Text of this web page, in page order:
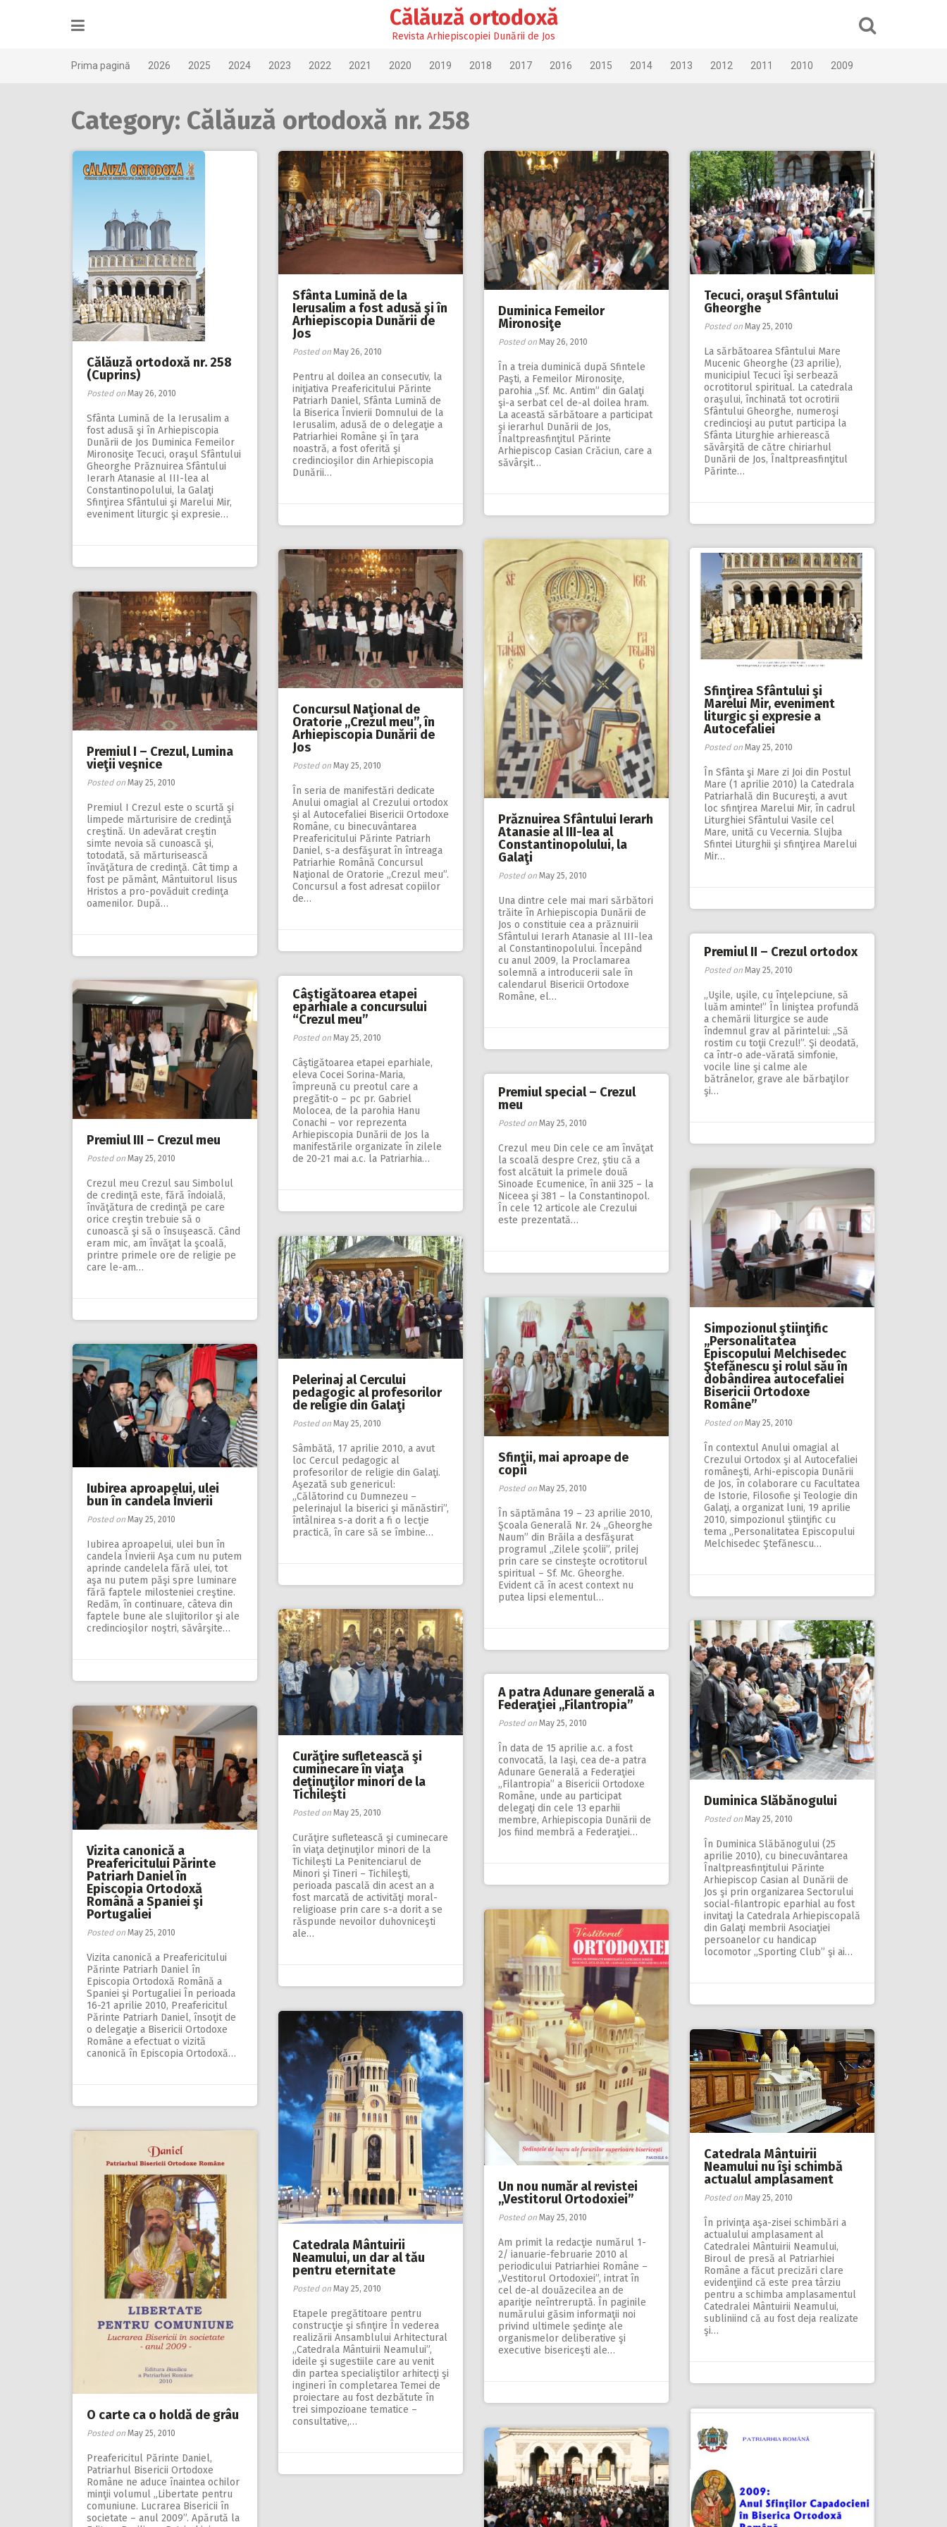
Călăuză ortodoxă
Revista Arhiepiscopiei Dunării de Jos
Prima pagină 2026 2025 2024 2023 2022 2021 2020 2019 2018 2017 2016 2015 2014 2013 2012 2011 2010 2009
Category: Călăuză ortodoxă nr. 258
Călăuză ortodoxă nr. 258
(Cuprins)
Posted on May 26, 2010
Sfânta Lumină de la Ierusalim a
fost adusă şi în Arhiepiscopia
Dunării de Jos Duminica Femeilor
Mironosiţe Tecuci, oraşul Sfântului
Gheorghe Prăznuirea Sfântului
Ierarh Atanasie al III-lea al
Constantinopolului, la Galaţi
Sfinţirea Sfântului şi Marelui Mir,
eveniment liturgic şi expresie…
Sfânta Lumină de la
Ierusalim a fost adusă şi în
Arhiepiscopia Dunării de
Jos
Posted on May 26, 2010
Pentru al doilea an consecutiv, la
iniţiativa Preafericitului Părinte
Patriarh Daniel, Sfânta Lumină de
la Biserica Învierii Domnului de la
Ierusalim, adusă de o delegaţie a
Patriarhiei Române şi în ţara
noastră, a fost oferită şi
credincioşilor din Arhiepiscopia
Dunării…
Duminica Femeilor
Mironosiţe
Posted on May 26, 2010
În a treia duminică după Sfintele
Paşti, a Femeilor Mironosiţe,
parohia „Sf. Mc. Antim” din Galaţi
şi-a serbat cel de-al doilea hram.
La această sărbătoare a participat
şi ierarhul Dunării de Jos,
Înaltpreasfinţitul Părinte
Arhiepiscop Casian Crăciun, care a
săvârşit…
Tecuci, oraşul Sfântului
Gheorghe
Posted on May 25, 2010
La sărbătoarea Sfântului Mare
Mucenic Gheorghe (23 aprilie),
municipiul Tecuci îşi serbează
ocrotitorul spiritual. La catedrala
oraşului, închinată tot ocrotirii
Sfântului Gheorghe, numeroşi
credincioşi au putut participa la
Sfânta Liturghie arhierească
săvârşită de către chiriarhul
Dunării de Jos, Înaltpreasfinţitul
Părinte…
Prăznuirea Sfântului Ierarh
Atanasie al III-lea al
Constantinopolului, la
Galaţi
Posted on May 25, 2010
Una dintre cele mai mari sărbători
trăite în Arhiepiscopia Dunării de
Jos o constituie cea a prăznuirii
Sfântului Ierarh Atanasie al III-lea
al Constantinopolului. Începând
cu anul 2009, la Proclamarea
solemnă a introducerii sale în
calendarul Bisericii Ortodoxe
Române, el…
Sfinţirea Sfântului şi
Marelui Mir, eveniment
liturgic şi expresie a
Autocefaliei
Posted on May 25, 2010
În Sfânta şi Mare zi Joi din Postul
Mare (1 aprilie 2010) la Catedrala
Patriarhală din Bucureşti, a avut
loc sfinţirea Marelui Mir, în cadrul
Liturghiei Sfântului Vasile cel
Mare, unită cu Vecernia. Slujba
Sfintei Liturghii şi sfinţirea Marelui
Mir…
Concursul Naţional de
Oratorie ,,Crezul meu”, în
Arhiepiscopia Dunării de
Jos
Posted on May 25, 2010
În seria de manifestări dedicate
Anului omagial al Crezului ortodox
şi al Autocefaliei Bisericii Ortodoxe
Române, cu binecuvântarea
Preafericitului Părinte Patriarh
Daniel, s-a desfăşurat în întreaga
Patriarhie Română Concursul
Naţional de Oratorie „Crezul meu”.
Concursul a fost adresat copiilor
de…
Premiul I – Crezul, Lumina
vieţii veşnice
Posted on May 25, 2010
Premiul I Crezul este o scurtă şi
limpede mărturisire de credinţă
creştină. Un adevărat creştin
simte nevoia să cunoască şi,
totodată, să mărturisească
învăţătura de credinţă. Cât timp a
fost pe pământ, Mântuitorul Iisus
Hristos a pro-povăduit credinţa
oamenilor. După…
Premiul II – Crezul ortodox
Posted on May 25, 2010
„Uşile, uşile, cu înţelepciune, să
luăm aminte!” În liniştea profundă
a chemării liturgice se aude
îndemnul grav al părintelui: „Să
rostim cu toţii Crezul!”. Şi deodată,
ca într-o ade-vărată simfonie,
vocile line şi calme ale
bătrânelor, grave ale bărbaţilor
şi…
Câştigătoarea etapei
eparhiale a concursului
“Crezul meu”
Posted on May 25, 2010
Câştigătoarea etapei eparhiale,
eleva Cocei Sorina-Maria,
împreună cu preotul care a
pregătit-o – pc pr. Gabriel
Molocea, de la parohia Hanu
Conachi – vor reprezenta
Arhiepiscopia Dunării de Jos la
manifestările organizate în zilele
de 20-21 mai a.c. la Patriarhia…
Premiul III – Crezul meu
Posted on May 25, 2010
Crezul meu Crezul sau Simbolul
de credinţă este, fără îndoială,
învăţătura de credinţă pe care
orice creştin trebuie să o
cunoască şi să o însuşească. Când
eram mic, am învăţat la şcoală,
printre primele ore de religie pe
care le-am…
Premiul special – Crezul
meu
Posted on May 25, 2010
Crezul meu Din cele ce am învăţat
la scoală despre Crez, ştiu că a
fost alcătuit la primele două
Sinoade Ecumenice, în anii 325 – la
Niceea şi 381 – la Constantinopol.
În cele 12 articole ale Crezului
este prezentată…
Simpozionul ştiinţific
,,Personalitatea
Episcopului Melchisedec
Ştefănescu şi rolul său în
dobândirea autocefaliei
Bisericii Ortodoxe
Române”
Posted on May 25, 2010
În contextul Anului omagial al
Crezului Ortodox şi al Autocefaliei
româneşti, Arhi-episcopia Dunării
de Jos, în colaborare cu Facultatea
de Istorie, Filosofie şi Teologie din
Galaţi, a organizat luni, 19 aprilie
2010, simpozionul ştiinţific cu
tema „Personalitatea Episcopului
Melchisedec Ştefănescu…
Pelerinaj al Cercului
pedagogic al profesorilor
de religie din Galaţi
Posted on May 25, 2010
Sâmbătă, 17 aprilie 2010, a avut
loc Cercul pedagogic al
profesorilor de religie din Galaţi.
Aşezată sub genericul:
„Călătorind cu Dumnezeu –
pelerinajul la biserici şi mănăstiri”,
întâlnirea s-a dorit a fi o lecţie
practică, în care să se îmbine…
Sfinţii, mai aproape de
copii
Posted on May 25, 2010
În săptămâna 19 – 23 aprilie 2010,
Şcoala Generală Nr. 24 „Gheorghe
Naum” din Brăila a desfăşurat
programul „Zilele şcolii”, prilej
prin care se cinsteşte ocrotitorul
spiritual – Sf. Mc. Gheorghe.
Evident că în acest context nu
putea lipsi elementul…
Iubirea aproapelui, ulei
bun în candela Învierii
Posted on May 25, 2010
Iubirea aproapelui, ulei bun în
candela Învierii Aşa cum nu putem
aprinde candelela fără ulei, tot
aşa nu putem păşi spre luminare
fără faptele milosteniei creştine.
Redăm, în continuare, câteva din
faptele bune ale slujitorilor şi ale
credincioşilor noştri, săvârşite…
Curăţire sufletească şi
cuminecare în viaţa
deţinuţilor minori de la
Tichileşti
Posted on May 25, 2010
Curăţire sufletească şi cuminecare
în viaţa deţinuţilor minori de la
Tichileşti La Penitenciarul de
Minori şi Tineri – Tichileşti,
perioada pascală din acest an a
fost marcată de activităţi moral-
religioase prin care s-a dorit a se
răspunde nevoilor duhovniceşti
ale…
Duminica Slăbănogului
Posted on May 25, 2010
În Duminica Slăbănogului (25
aprilie 2010), cu binecuvântarea
Înaltpreasfinţitului Părinte
Arhiepiscop Casian al Dunării de
Jos şi prin organizarea Sectorului
social-filantropic eparhial au fost
invitaţi la Catedrala Arhiepiscopală
din Galaţi membrii Asociaţiei
persoanelor cu handicap
locomotor „Sporting Club” şi ai…
A patra Adunare generală a
Federaţiei ,,Filantropia”
Posted on May 25, 2010
În data de 15 aprilie a.c. a fost
convocată, la Iaşi, cea de-a patra
Adunare Generală a Federaţiei
„Filantropia” a Bisericii Ortodoxe
Române, unde au participat
delegaţi din cele 13 eparhii
membre, Arhiepiscopia Dunării de
Jos fiind membră a Federaţiei…
Vizita canonică a
Preafericitului Părinte
Patriarh Daniel în
Episcopia Ortodoxă
Română a Spaniei şi
Portugaliei
Posted on May 25, 2010
Vizita canonică a Preafericitului
Părinte Patriarh Daniel în
Episcopia Ortodoxă Română a
Spaniei şi Portugaliei În perioada
16-21 aprilie 2010, Preafericitul
Părinte Patriarh Daniel, însoţit de
o delegaţie a Bisericii Ortodoxe
Române a efectuat o vizită
canonică în Episcopia Ortodoxă…
Un nou număr al revistei
,,Vestitorul Ortodoxiei”
Posted on May 25, 2010
Am primit la redacţie numărul 1-
2/ ianuarie-februarie 2010 al
periodicului Patriarhiei Române –
„Vestitorul Ortodoxiei”, intrat în
cel de-al douăzecilea an de
apariţie neîntreruptă. În paginile
numărului găsim informaţii noi
privind ultimele şedinţe ale
organismelor deliberative şi
executive bisericeşti ale…
Catedrala Mântuirii
Neamului, un dar al tău
pentru eternitate
Posted on May 25, 2010
Etapele pregătitoare pentru
construcţie şi sfinţire În vederea
realizării Ansamblului Arhitectural
„Catedrala Mântuirii Neamului”,
ideile şi sugestiile care au venit
din partea specialiştilor arhitecţi şi
ingineri în completarea Temei de
proiectare au fost dezbătute în
trei simpozioane tematice –
consultative,…
Catedrala Mântuirii
Neamului nu îşi schimbă
actualul amplasament
Posted on May 25, 2010
În privinţa aşa-zisei schimbări a
actualului amplasament al
Catedralei Mântuirii Neamului,
Biroul de presă al Patriarhiei
Române a făcut precizări clare
evidenţiind că este prea târziu
pentru a schimba amplasamentul
Catedralei Mântuirii Neamului,
subliniind că au fost deja realizate
şi…
O carte ca o holdă de grâu
Posted on May 25, 2010
Preafericitul Părinte Daniel,
Patriarhul Bisericii Ortodoxe
Române ne aduce înaintea ochilor
minţii volumul „Libertate pentru
comuniune. Lucrarea Bisericii în
societate – anul 2009”. Apărută la